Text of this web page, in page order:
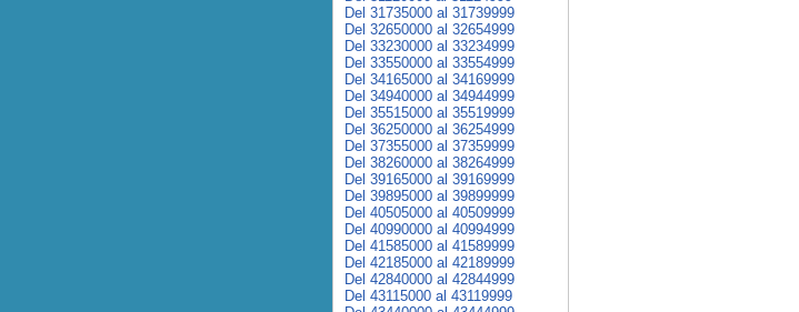
Del 31735000 al 31739999
Del 32650000 al 32654999
Del 33230000 al 33234999
Del 33550000 al 33554999
Del 34165000 al 34169999
Del 34940000 al 34944999
Del 35515000 al 35519999
Del 36250000 al 36254999
Del 37355000 al 37359999
Del 38260000 al 38264999
Del 39165000 al 39169999
Del 39895000 al 39899999
Del 40505000 al 40509999
Del 40990000 al 40994999
Del 41585000 al 41589999
Del 42185000 al 42189999
Del 42840000 al 42844999
Del 43115000 al 43119999